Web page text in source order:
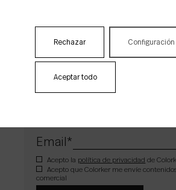
Email *
Acepto la política de privacidad de
Acepto que Colorker me envíe
comercial
Aceptar todo
Rechazar